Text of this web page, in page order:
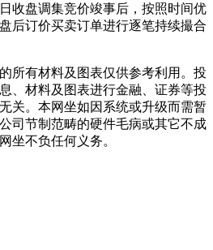
盘调集竞价竣事后，按照时间优
后订价买卖订单进行逐笔持续撮合
有材料及图表仅供参考利用。投
、材料及图表进行金融、证券等投
关。本网坐如因系统或升级而需暂
司节制范畴的硬件毛病或其它不成
坐不负任何义务。